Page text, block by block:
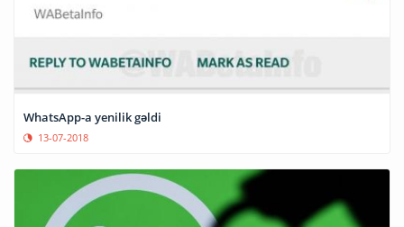
WhatsApp-a yenilik gəldi
13-07-2018